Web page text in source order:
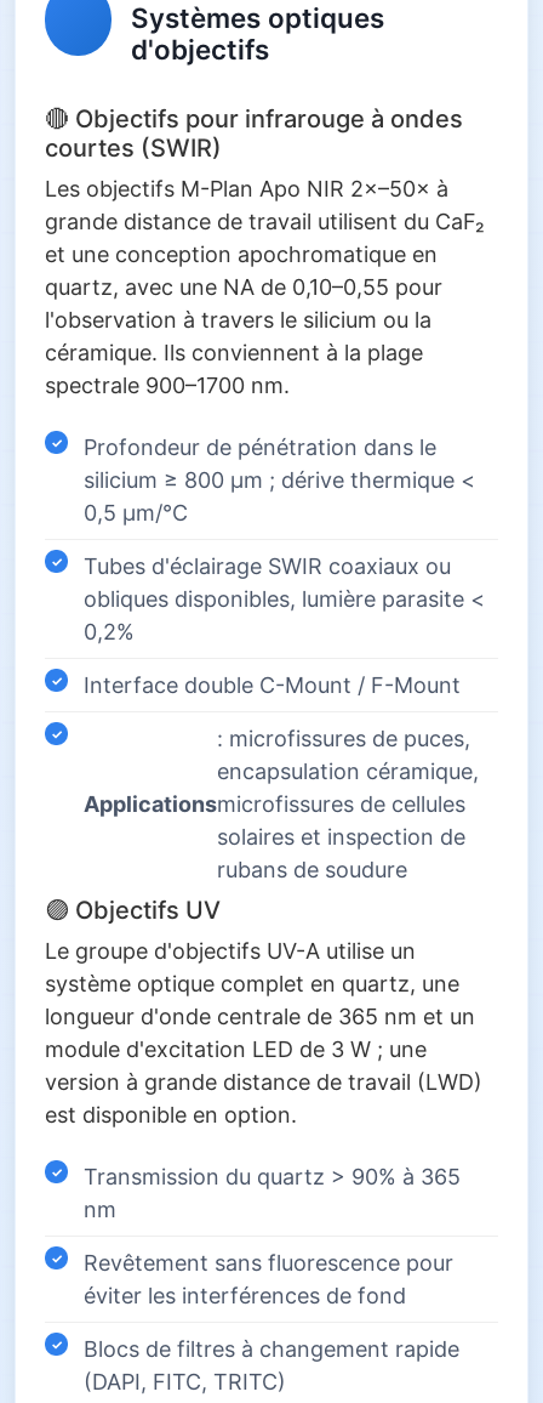
Systèmes optiques
d'objectifs
🔴 Objectifs pour infrarouge à ondes
courtes (SWIR)
Les objectifs M-Plan Apo NIR 2×–50× à
grande distance de travail utilisent du CaF₂
et une conception apochromatique en
quartz, avec une NA de 0,10–0,55 pour
l'observation à travers le silicium ou la
céramique. Ils conviennent à la plage
spectrale 900–1700 nm.
Profondeur de pénétration dans le
silicium ≥ 800 µm ; dérive thermique <
0,5 µm/°C
Tubes d'éclairage SWIR coaxiaux ou
obliques disponibles, lumière parasite <
0,2%
Interface double C-Mount / F-Mount
Applications
: microfissures de puces,
encapsulation céramique,
microfissures de cellules
solaires et inspection de
rubans de soudure
🟣 Objectifs UV
Le groupe d'objectifs UV-A utilise un
système optique complet en quartz, une
longueur d'onde centrale de 365 nm et un
module d'excitation LED de 3 W ; une
version à grande distance de travail (LWD)
est disponible en option.
Transmission du quartz > 90% à 365
nm
Revêtement sans fluorescence pour
éviter les interférences de fond
Blocs de filtres à changement rapide
(DAPI, FITC, TRITC)